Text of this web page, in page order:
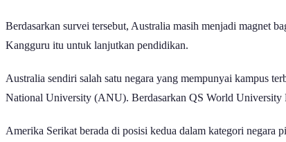
Berdasarkan survei tersebut, Australia masih menjadi magnet
Kangguru itu untuk lanjutkan pendidikan.
Australia sendiri salah satu negara yang mempunyai kampus
National University (ANU). Berdasarkan QS World University
Amerika Serikat berada di posisi kedua dalam kategori negara